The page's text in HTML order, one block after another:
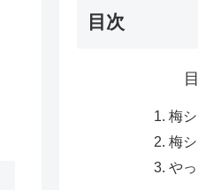
目次
梅
梅
や